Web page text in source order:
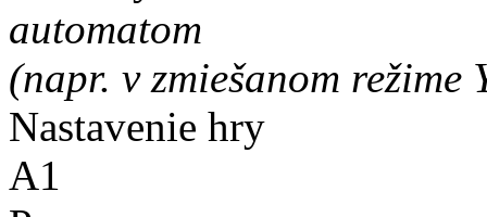
automatom
(napr. v zmiešanom režime
Nastavenie hry
A1